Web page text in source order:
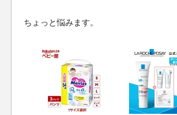
ちょっと悩みます。